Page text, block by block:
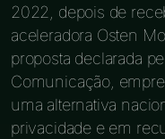
2022, depois de
aceleradora Osten
proposta declarada
Comunicação,
uma alternativa
privacidade e em